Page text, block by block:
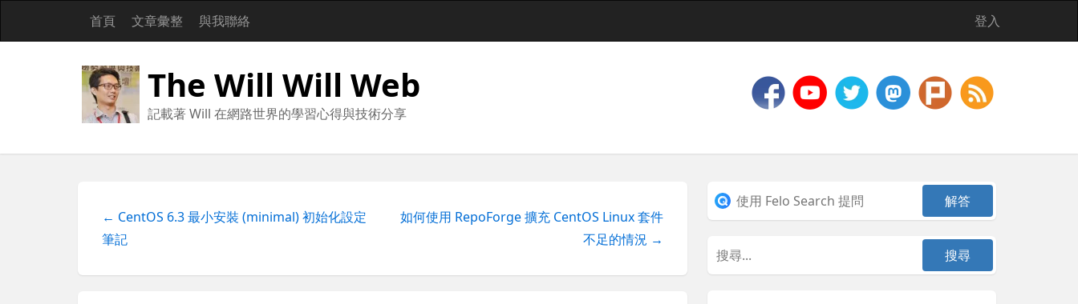
首頁 文章彙整 與我聯絡 登入
The Will Will Web
記載著 Will 在網路世界的學習心得與技術分享
← CentOS 6.3 最小安裝 (minimal) 初始化設定
筆記
如何使用 RepoForge 擴充 CentOS Linux 套件
不足的情況 →